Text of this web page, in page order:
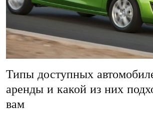
Типы доступных
аренды и какой из них
вам